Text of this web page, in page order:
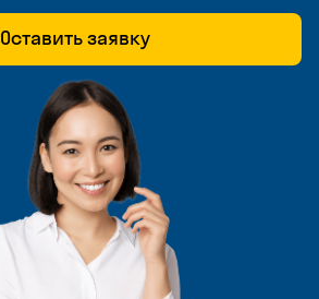
Оставить заявку